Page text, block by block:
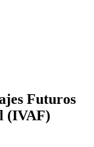
Futuros
(IVAF)